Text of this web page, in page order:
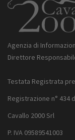
Agenzia di
Direttore
Testata Registrata
Registrazione n° 434
Cavallo 2000 Srl
P. IVA 09589541003